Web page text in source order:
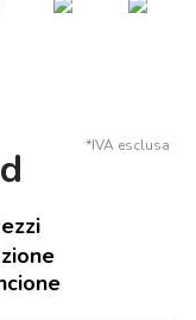
*IVA esclusa